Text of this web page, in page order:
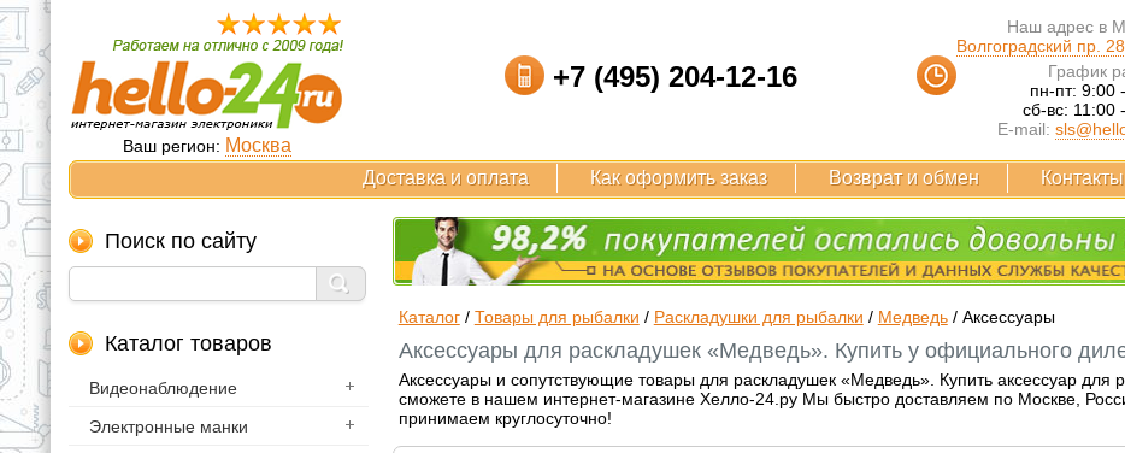
Ваш регион: Москва
+7 (495) 204-12-16
Наш адрес в
Волгоградский пр.
График
пн-пт: 9:00
сб-вс: 11:00
E-mail:
Доставка и оплата Как оформить заказ Возврат и обмен Контакты
Поиск по сайту
Каталог товаров
Видеонаблюдение
Электронные манки
Каталог/ Товары для рыбалки / Раскладушки для рыбалки / Медведь/ Аксессуары
Аксессуары для раскладушек «Медведь». Купить у официального
Аксессуары и сопутствующие товары для раскладушек «Медведь». Купить аксессуар
сможете в нашем интернет-магазине Хелло-24.ру Мы быстро доставляем по Москве,
принимаем круглосуточно!